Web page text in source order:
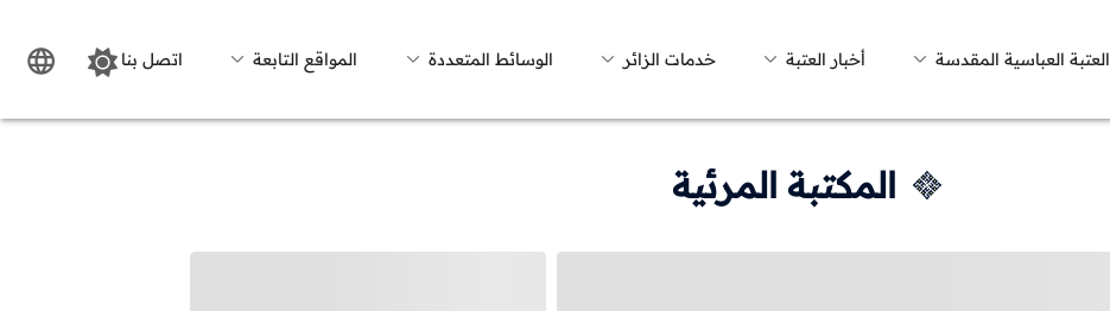
العتبة العباسية المقدسة أخبار العتبة خدمات الزائر الوسائط المتعددة المواقع التابعة اتصل بنا
المكتبة المرئية